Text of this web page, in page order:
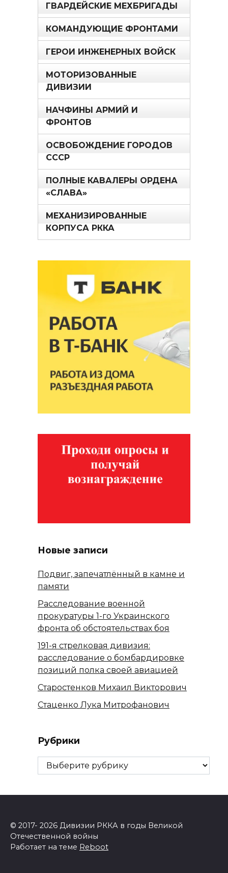
ГВАРДЕЙСКИЕ МЕХБРИГАДЫ
КОМАНДУЮЩИЕ ФРОНТАМИ
ГЕРОИ ИНЖЕНЕРНЫХ ВОЙСК
МОТОРИЗОВАННЫЕ
ДИВИЗИИ
НАЧФИНЫ АРМИЙ И
ФРОНТОВ
ОСВОБОЖДЕНИЕ ГОРОДОВ
СССР
ПОЛНЫЕ КАВАЛЕРЫ ОРДЕНА
«СЛАВА»
МЕХАНИЗИРОВАННЫЕ
КОРПУСА РККА
Новые записи
Подвиг, запечатлённый в камне и
памяти
Расследование военной
прокуратуры 1-го Украинского
фронта об обстоятельствах боя
191-я стрелковая дивизия:
расследование о бомбардировке
позиций полка своей авиацией
Старостенков Михаил Викторович
Стаценко Лука Митрофанович
Рубрики
Рубрики
© 2017- 2026 Дивизии РККА в годы Великой
Отечественной войны
Работает на теме Reboot